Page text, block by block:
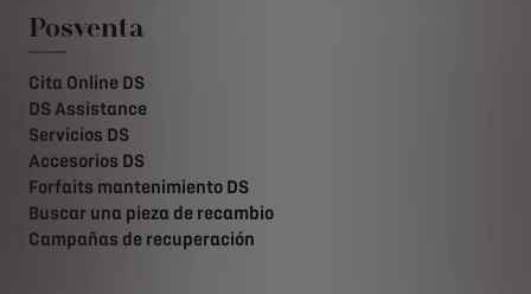
Posventa
Cita Online DS
DS Assistance
Servicios DS
Accesorios DS
Forfaits mantenimiento DS
Buscar una pieza de recambio
Campañas de recuperación